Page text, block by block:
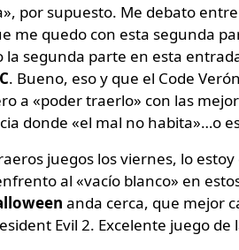
me quedo con esta segunda
la segunda parte en esta
. Bueno, eso y que el Code
a «poder traerlo» con las
donde «el mal no habita»…o
juegos los viernes, lo
al «vacío blanco» en
anda cerca, que mejor
Evil 2. Excelente juego de